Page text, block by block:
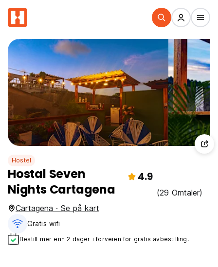
Hostel
Hostal Seven
Nights Cartagena
4.9
(29 Omtaler)
Cartagena · Se på kart
Gratis wifi‎
Bestill mer enn 2 dager i forveien for gratis avbestilling.